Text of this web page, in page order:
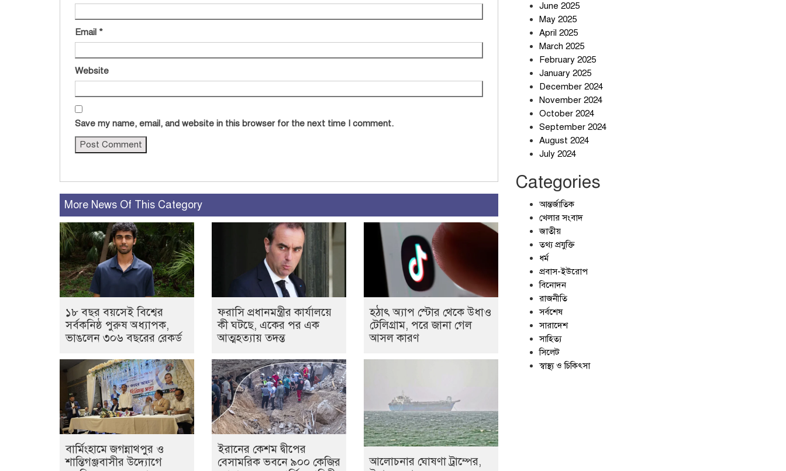
Email *
Website
Save my name, email, and website in this browser for the next time I comment.
More News Of This Category
১৮ বছর বয়সেই বিশ্বের
সর্বকনিষ্ঠ পুরুষ অধ্যাপক,
ভাঙলেন ৩০৬ বছরের রেকর্ড
ফরাসি প্রধানমন্ত্রীর কার্যালয়ে
কী ঘটছে, একের পর এক
আত্মহত্যায় তদন্ত
হঠাৎ অ্যাপ স্টোর থেকে উধাও
টেলিগ্রাম, পরে জানা গেল
আসল কারণ
বার্মিংহামে জগন্নাথপুর ও
শান্তিগঞ্জবাসীর উদ্যোগে
ইরানের কেশম দ্বীপের
বেসামরিক ভবনে ৯০০ কেজির
আলোচনার ঘোষণা ট্রাম্পের,
June 2025
May 2025
April 2025
March 2025
February 2025
January 2025
December 2024
November 2024
October 2024
September 2024
August 2024
July 2024
Categories
আন্তর্জাতিক
খেলার সংবাদ
জাতীয়
তথ্য প্রযুক্তি
ধর্ম
প্রবাস-ইউরোপ
বিনোদন
রাজনীতি
সর্বশেষ
সারাদেশ
সাহিত্য
সিলেট
স্বাস্থ্য ও চিকিৎসা